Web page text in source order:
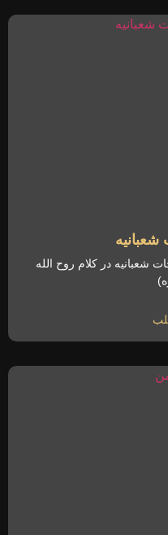
شعبانیه
شعبانیه در کلام روح الله